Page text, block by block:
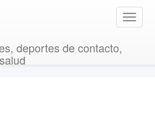
T
o
deportes de contacto,